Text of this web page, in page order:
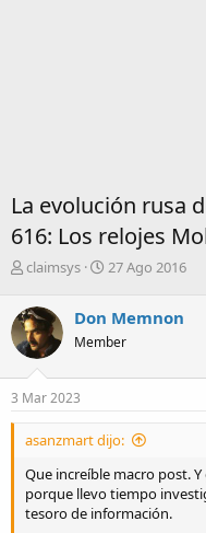
La evolución rusa
616: Los relojes
I
i
c
i
a
d
o
d
l
t
e
claimsys
F
h
a
e
i
i
o
27 Ago 2016
Don Memnon
Member
3 Mar 2023
asanzmart dijo:
Que increíble macro post.
porque llevo tiempo
tesoro de información.